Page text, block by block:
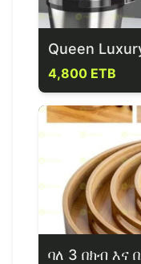
Queen
4,800 ETB
ባለ 3 በክብ እና